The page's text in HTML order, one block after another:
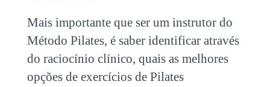
Mais importante que ser um instrutor do
Método Pilates, é saber identificar através
do raciocínio clínico, quais as melhores
opções de exercícios de Pilates